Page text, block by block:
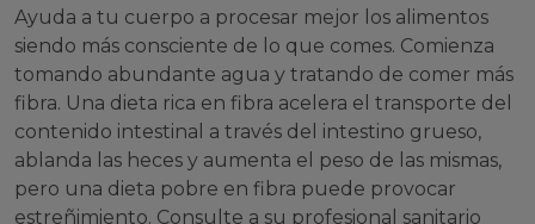
Ayuda a tu cuerpo a procesar mejor los alimentos
siendo más consciente de lo que comes. Comienza
tomando abundante agua y tratando de comer más
fibra. Una dieta rica en fibra acelera el transporte del
contenido intestinal a través del intestino grueso,
ablanda las heces y aumenta el peso de las mismas,
pero una dieta pobre en fibra puede provocar
estreñimiento. Consulte a su profesional sanitario